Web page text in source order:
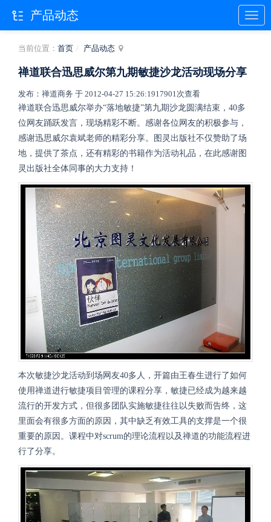
当前位置： 首页 产品动态
禅道联合迅思威尔第九期敏捷沙龙活动现场分享
发布：禅道商务 于 2012-04-27 15:26:1917901次查看
禅道联合迅思威尔举办“落地敏捷”第九期沙龙 圆满结束，40多
位网友踊跃发言，现场精彩不断。感谢各位网友的积极参与，
感谢迅思威尔袁斌老师的精彩分享。
图灵 出版社不仅赞助了场
地，提供了茶点，还有精彩的书籍作为活动礼品， 在此感谢图
灵出版社全体同事的大力支持！
本次敏捷沙龙活动到场网友40多人，开篇由王春生进行了如何
使用禅道进行敏捷项目管理的课程分享， 敏捷已经成为越来越
流行的开发方式，但很多团队实施敏捷往往以失败而告终，这
里面会有很多方面的原因，其中缺乏有效工具的支撑是一个很
重要的原因。 课程中对scrum的理论流程以及禅道的功能流程进
行了分享。
产品动态